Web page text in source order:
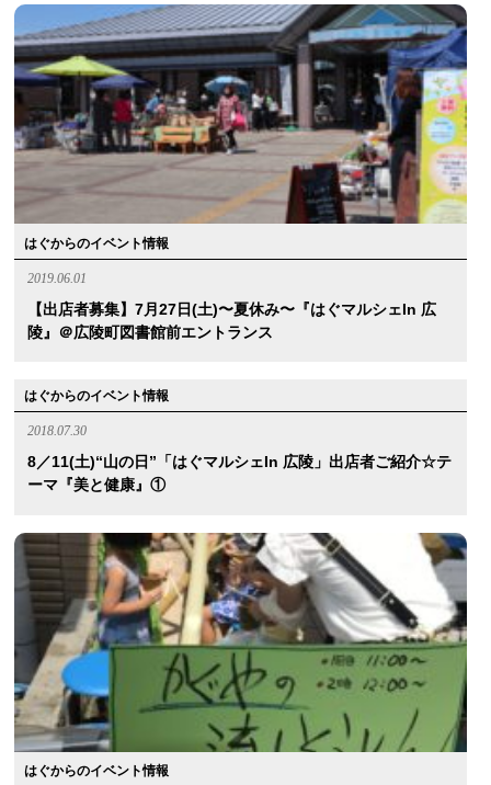
はぐからのイベント情報
2019.06.01
【出店者募集】7月27日(土)〜夏休み〜『はぐマルシェin 広
陵』＠広陵町図書館前エントランス
はぐからのイベント情報
2018.07.30
8／11(土)“山の日”「はぐマルシェin 広陵」出店者ご紹介☆テ
ーマ『美と健康』①
はぐからのイベント情報